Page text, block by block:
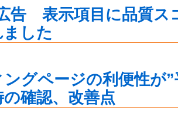
告 表示項目に品質ス
した
ングページの利便性が
確認、改善点